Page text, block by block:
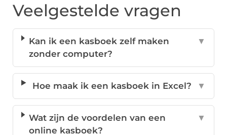
Veelgestelde vragen
Kan ik een kasboek zelf maken
zonder computer?
▼
Hoe maak ik een kasboek in Excel? ▼
Wat zijn de voordelen van een
online kasboek?
▼